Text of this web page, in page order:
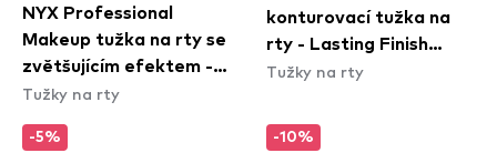
NYX Professional
Makeup tužka na rty se
zvětšujícím efektem -
Duck Plump Plumping
Dose
Tužky na rty
-5%
konturovací tužka na
rty - Lasting Finish
Lipliner - 505 Red
Tužky na rty
-10%